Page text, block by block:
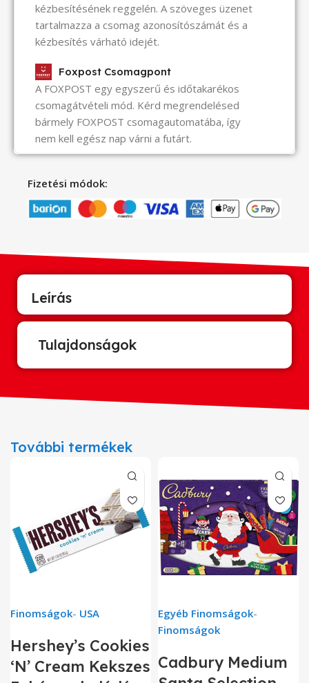
kézbesítésének reggelén. A szöveges üzenet
tartalmazza a csomag azonosítószámát és a
kézbesítés várható idejét.
Foxpost Csomagpont
A FOXPOST egy egyszerű és időtakarékos
csomagátvételi mód. Kérd megrendelésed
bármely FOXPOST csomagautomatába, így
nem kell egész nap várni a futárt.
Fizetési módok:
Leírás
Tulajdonságok
További termékek
Finomságok- USA
Hershey’s Cookies
‘N’ Cream Kekszes
Egyéb Finomságok-
Finomságok
Cadbury Medium